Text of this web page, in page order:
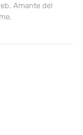
Amante del